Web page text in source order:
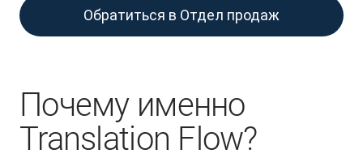
Обратиться в Отдел продаж
Почему именно
Translation Flow?